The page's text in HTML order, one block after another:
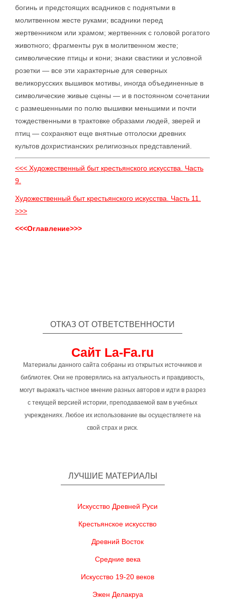
богинь и предстоящих всадников с поднятыми в
молитвенном жесте руками; всадники перед
жертвенником или храмом; жертвенник с головой рогатого
животного; фрагменты рук в молитвенном жесте;
символические птицы и кони; знаки свастики и условной
розетки — все эти характерные для северных
великорусских вышивок мотивы, иногда объединенные в
символические живые сцены — и в постоянном сочетании
с размешенными по полю вышивки меньшими и почти
тождественными в трактовке образами людей, зверей и
птиц — сохраняют еще внятные отголоски древних
культов дохристианских религиозных представлений.
<<< Художественный быт крестьянского искусства. Часть
9.
Художественный быт крестьянского искусства. Часть 11.
>>>
<<<Оглавление>>>
ОТКАЗ ОТ ОТВЕТСТВЕННОСТИ
Сайт La-Fa.ru
Материалы данного сайта собраны из открытых источников и
библиотек. Они не проверялись на актуальность и правдивость,
могут выражать частное мнение разных авторов и идти в разрез
с текущей версией истории, преподаваемой вам в учебных
учреждениях. Любое их использование вы осуществляете на
свой страх и риск.
ЛУЧШИЕ МАТЕРИАЛЫ
Искусство Древней Руси
Крестьянское искусство
Древний Восток
Средние века
Искусство 19-20 веков
Эжен Делакруа